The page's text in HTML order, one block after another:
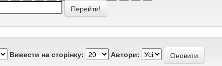
Вивести на сторінку: Автори: